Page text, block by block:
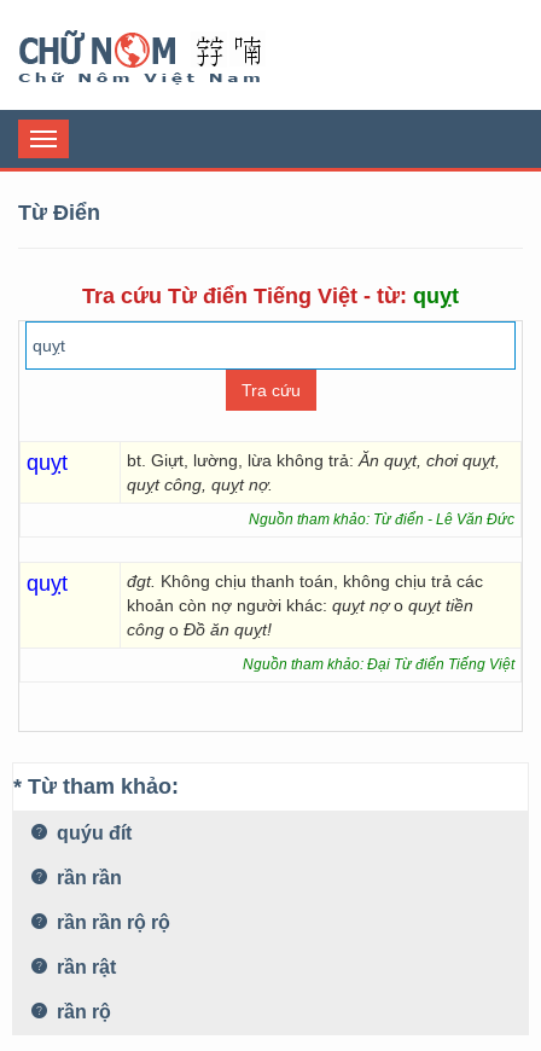
Toggle
navigation
Từ Điển
Tra cứu Từ điển Tiếng Việt - từ: quỵt
quỵt bt. Giựt, lường, lừa không trả: Ăn quỵt, chơi quỵt,
quỵt công, quỵt nợ.
Nguồn tham khảo: Từ điển - Lê Văn Đức
quỵt đgt. Không chịu thanh toán, không chịu trả các
khoản còn nợ người khác: quỵt nợo quỵt tiền
công o Đồ ăn quỵt!
Nguồn tham khảo: Đại Từ điển Tiếng Việt
* Từ tham khảo:
quýu đít
rần rần
rần rần rộ rộ
rần rật
rần rộ